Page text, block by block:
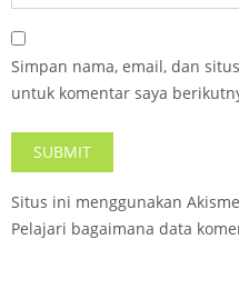
Simpan nama, email, dan
untuk komentar saya
Situs ini menggunakan
Pelajari bagaimana data